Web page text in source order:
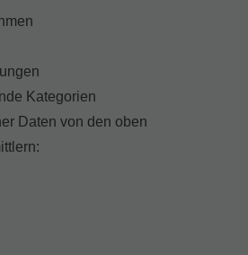
Kategorien
Daten von den oben